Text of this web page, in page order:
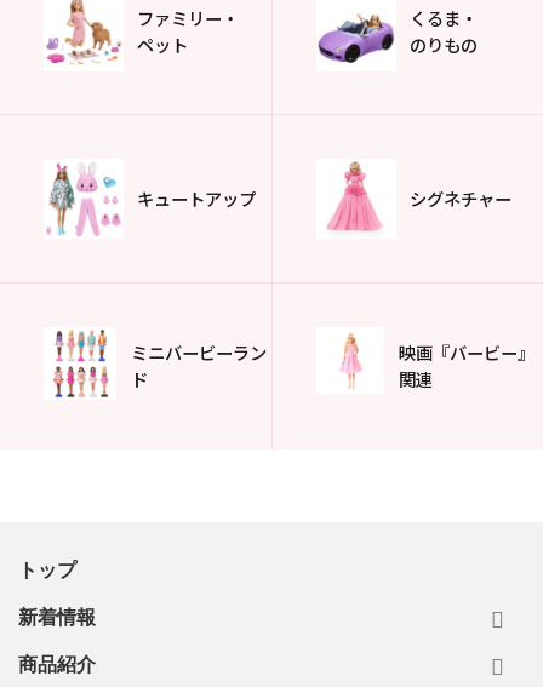
ファミリー・
ペット
くるま・
のりもの
キュートアップ シグネチャー
ミニバービーラン
ド
映画『バービー』
関連
トップ
新着情報
商品紹介